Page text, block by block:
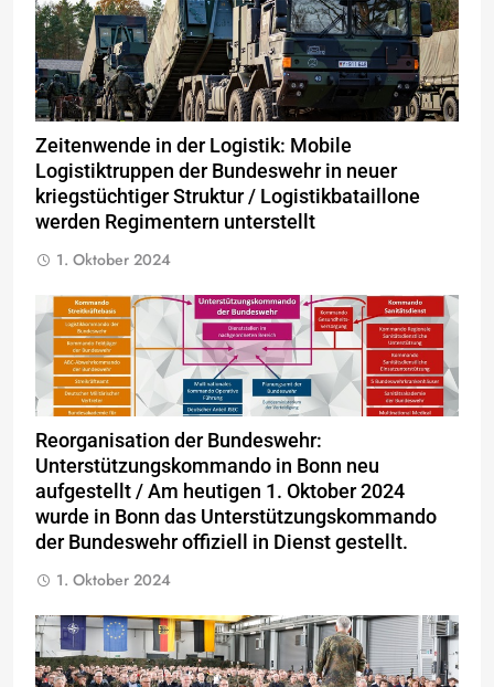
Zeitenwende in der Logistik: Mobile
Logistiktruppen der Bundeswehr in neuer
kriegstüchtiger Struktur / Logistikbataillone
werden Regimentern unterstellt
1. Oktober 2024
Reorganisation der Bundeswehr:
Unterstützungskommando in Bonn neu
aufgestellt / Am heutigen 1. Oktober 2024
wurde in Bonn das Unterstützungskommando
der Bundeswehr offiziell in Dienst gestellt.
1. Oktober 2024